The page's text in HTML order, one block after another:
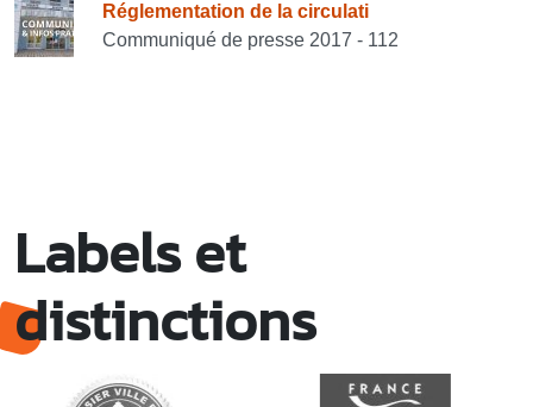
Réglementation de la circulati
Communiqué de presse 2017 - 112
Labels et
distinctions